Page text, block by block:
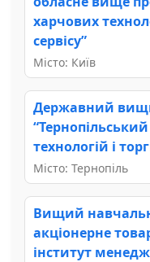
харчових
сервісу”
Місто: Київ
Державний
технологій і
Місто: Тернопіль
Вищий
акціонерне
інститут